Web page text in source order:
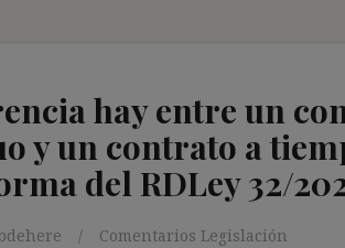
hay entre un
y un contrato a
del RDLey 32/
Comentarios Legislación